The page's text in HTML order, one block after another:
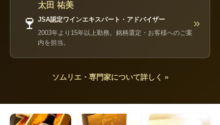
🍷
太田 祐美
JSA認定ワインエキスパート・アドバイザー
2003年より15年以上勤務。銘柄選定・お客様へのご案
内を担当。
»
ソムリエ・専門家について詳しく »